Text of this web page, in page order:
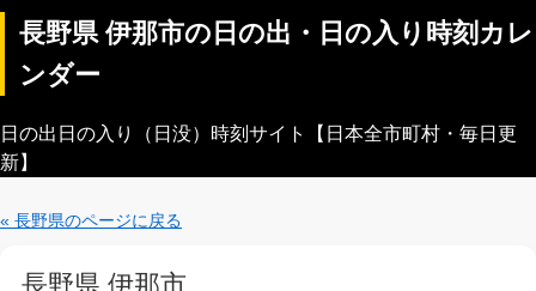
長野県 伊那市の日の出・日の入り時刻カレ
ンダー
日の出日の入り（日没）時刻サイト【日本全市町村・毎日更
新】
« 長野県のページに戻る
長野県 伊那市